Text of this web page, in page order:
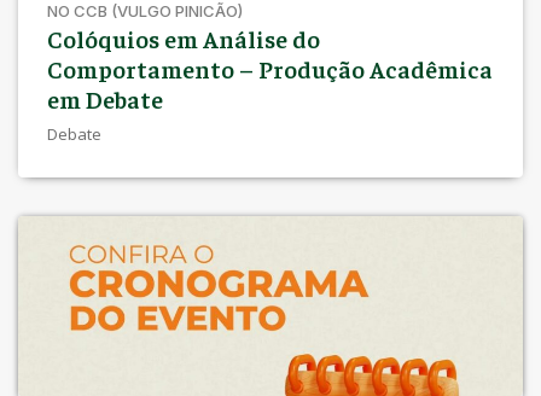
NO CCB (VULGO PINICÃO)
Colóquios em Análise do
Comportamento – Produção Acadêmica
em Debate
Debate